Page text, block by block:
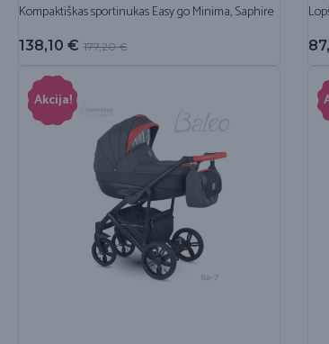
Kompaktiškas sportinukas Easy go Minima, Saphire
177,20€
138,10 €
Akcija!